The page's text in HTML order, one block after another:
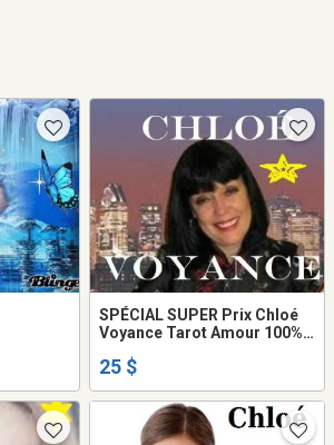
SPÉCIAL SUPER Prix Chloé
Voyance Tarot Amour 100%
514-969-2563
25 $